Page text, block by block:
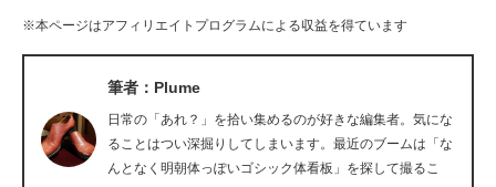
ビジネスと働き方のヒント
AI活用のいまが分かる
企業ITのトレンドを詳説
経営リーダーのコミュニティ
※本ページはアフィリエイトプログラムによる収益を得ています
筆者：Plume
日常の「あれ？」を拾い集めるのが好きな編集者。気にな
ることはつい深掘りしてしまいます。最近のブームは「な
んとなく明朝体っぽいゴシック体看板」を探して撮るこ